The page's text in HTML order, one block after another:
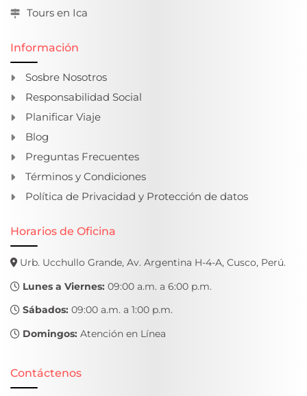
Tours en Ica
Información
Sosbre Nosotros
Responsabilidad Social
Planificar Viaje
Blog
Preguntas Frecuentes
Términos y Condiciones
Política de Privacidad y Protección de datos
Horarios de Oficina
Urb. Ucchullo Grande, Av. Argentina H-4-A, Cusco, Perú.
Lunes a Viernes: 09:00 a.m. a 6:00 p.m.
Sábados: 09:00 a.m. a 1:00 p.m.
Domingos: Atención en Línea
Contáctenos